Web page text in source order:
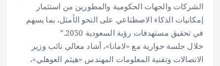
الشركات والجهات الحكومية والمطورين من استثمار
إمكانيات الذكاء الاصطناعي على النحو الأمثل، بما يسهم
في تحقيق مستهدفات رؤية السعودية 2030.”
خلال جلسة حوارية مع «لامانا»، أشاد معالي نائب وزير
الاتصالات وتقنية المعلومات المهندس «هيثم العوهلي»،